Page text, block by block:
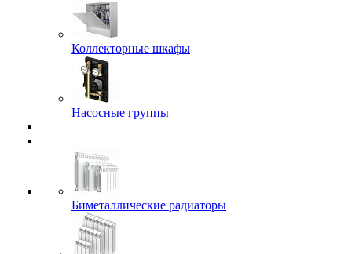
Коллекторные шкафы
Насосные группы
Биметаллические радиаторы